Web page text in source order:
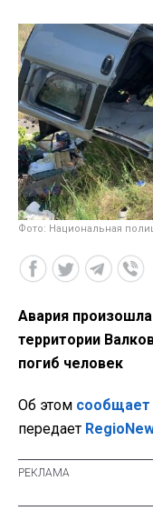
Фото: Национальная
Авария
территории
погиб человек
Об этом сообщает
передает